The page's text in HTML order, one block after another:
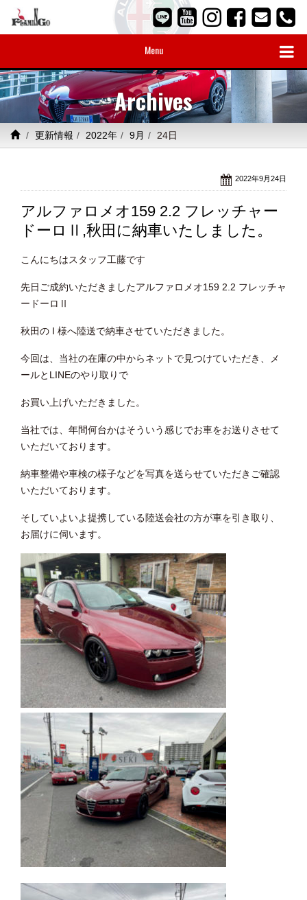
Menu
Archives
更新情報 2022年 9月 24日
2022年9月24日
アルファロメオ159 2.2 フレッチャー
ドーロⅡ,秋田に納車いたしました。
こんにちはスタッフ工藤です
先日ご成約いただきましたアルファロメオ159 2.2 フレッチャ
ードーロⅡ
秋田の I 様へ陸送で納車させていただきました。
今回は、当社の在庫の中からネットで見つけていただき、メ
ールとLINEのやり取りで
お買い上げいただきました。
当社では、年間何台かはそういう感じでお車をお送りさせて
いただいております。
納車整備や車検の様子などを写真を送らせていただきご確認
いただいております。
そしていよいよ提携している陸送会社の方が車を引き取り、
お届けに伺います。